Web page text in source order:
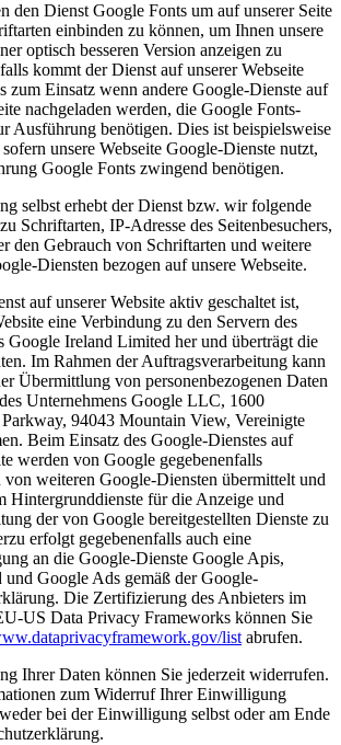
den Dienst Google Fonts um auf unserer Seite
einbinden zu können, um Ihnen unsere
optisch besseren Version anzeigen zu
kommt der Dienst auf unserer Webseite
zum Einsatz wenn andere Google-Dienste auf
nachgeladen werden, die Google Fonts-
Ausführung benötigen. Dies ist beispielsweise
unsere Webseite Google-Dienste nutzt,
Google Fonts zwingend benötigen.
selbst erhebt der Dienst bzw. wir folgende
Schriftarten, IP-Adresse des Seitenbesuchers,
den Gebrauch von Schriftarten und weitere
Diensten bezogen auf unsere Webseite.
auf unserer Website aktiv geschaltet ist,
eine Verbindung zu den Servern des
Google Ireland Limited her und überträgt die
Im Rahmen der Auftragsverarbeitung kann
Übermittlung von personenbezogenen Daten
Unternehmens Google LLC, 1600
94043 Mountain View, Vereinigte
Beim Einsatz des Google-Dienstes auf
werden von Google gegebenenfalls
weiteren Google-Diensten übermittelt und
Hintergrunddienste für die Anzeige und
der von Google bereitgestellten Dienste zu
erfolgt gegebenenfalls auch eine
an die Google-Dienste Google Apis,
Google Ads gemäß der Google-
Die Zertifizierung des Anbieters im
US Data Privacy Frameworks können Sie
list abrufen.
Ihrer Daten können Sie jederzeit widerrufen.
zum Widerruf Ihrer Einwilligung
bei der Einwilligung selbst oder am Ende